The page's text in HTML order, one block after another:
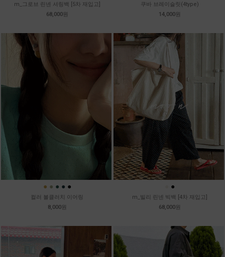
m_그로브 린넨 셔링백 [5차 재입고]
68,000원
쿠바 브레이슬릿(4type)
14,000원
● ● ● ● ●
컬러 볼클러치 이어링
8,000원
●
m_빌리 린넨 빅백 [4차 재입고]
68,000원